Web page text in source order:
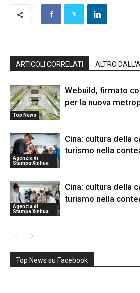
ARTICOLI CORRELATI ALTRO
Top News
Webuild, firmato
per la nuova
Agenzia di
Stampa Xinhua
Cina: cultura della
turismo nella
Agenzia di
Stampa Xinhua
Cina: cultura della
turismo nella
Top News su Facebook